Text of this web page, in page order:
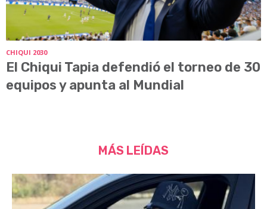
CHIQUI 2030
El Chiqui Tapia defendió el torneo de 30
equipos y apunta al Mundial
MÁS LEÍDAS